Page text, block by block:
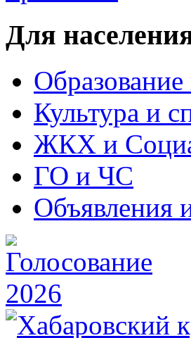
Для
Культура и
ЖКХ и
ГО и ЧС
Объявления